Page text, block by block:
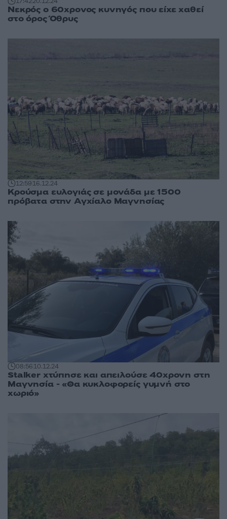
Νεκρός ο 60χρονος κυνηγός που είχε χαθεί
στο όρος Όθρυς
12:5916.12.24
Κρούσμα ευλογιάς σε μονάδα με 1500
πρόβατα στην Αγχίαλο Μαγνησίας
08:5610.12.24
Stalker χτύπησε και απειλούσε 40χρονη στη
Μαγνησία - «Θα κυκλοφορείς γυμνή στο
χωριό»